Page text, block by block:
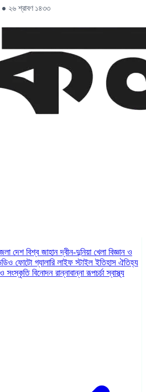
● ২৬ শ্রাবণ ১৪৩৩
দেশ বিশ্ব জাহানদ্বীন-দুনিয়া খেলা বিজ্ঞান ও
ফোটো গ্যালারি লাইফ স্টাইলইতিহাস ঐতিহ্য
সংস্কৃতিবিনোদন রান্নাবান্নারূপচর্চাস্বাস্থ্য